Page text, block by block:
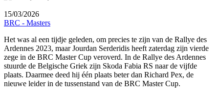
15/03/2026
BRC - Masters
Het was al een tijdje geleden, om precies te zijn van de Rallye des
Ardennes 2023, maar Jourdan Serderidis heeft zaterdag zijn vierde
zege in de BRC Master Cup veroverd. In de Rallye des Ardennes
stuurde de Belgische Griek zijn Skoda Fabia RS naar de vijfde
plaats. Daarmee deed hij één plaats beter dan Richard Pex, de
nieuwe leider in de tussenstand van de BRC Master Cup.